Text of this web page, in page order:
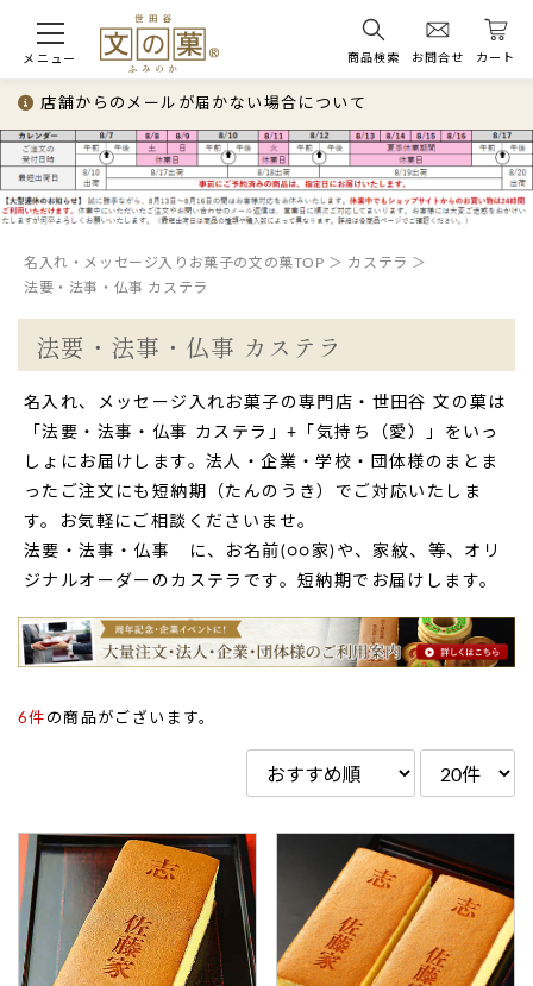
メニュー 商品検索 お問合せ カート
店舗からのメールが届かない場合について
名入れ・メッセージ入りお菓子の文の菓TOP
カステラ
法要・法事・仏事 カステラ
法要・法事・仏事 カステラ
名入れ、メッセージ入れお菓子の専門店・世田谷 文の菓は
「法要・法事・仏事 カステラ」+「気持ち（愛）」をいっ
しょにお届けします。法人・企業・学校・団体様のまとま
ったご注文にも短納期（たんのうき）でご対応いたしま
す。お気軽にご相談くださいませ。
法要・法事・仏事 に、お名前(○○家)や、家紋、等、オリ
ジナルオーダーのカステラです。短納期でお届けします。
6件 の商品がございます。